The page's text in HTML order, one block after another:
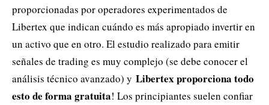
proporcionadas por operadores experimentados de
Libertex que indican cuándo es más apropiado invertir en
un activo que en otro. El estudio realizado para emitir
señales de trading es muy complejo (se debe conocer el
análisis técnico avanzado) y Libertex proporciona todo
esto de forma gratuita! Los principiantes suelen confiar